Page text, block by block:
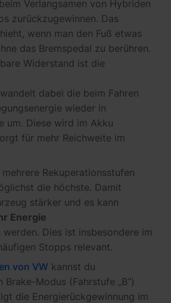
Verlangsamen von Hybriden
zurückzugewinnen. Das
wenn man den Fuß etwas
das Bremspedal zu berühren.
Widerstand ist die
dabei die beim Fahren
wieder in
um. Diese wird im Akku
für mehr Reichweite im
Rekuperationsstufen
die höchste. Damit
stärker und es kann
Energie
werden. Dies ist insbesondere im
Stopps relevant.
von VW kannst du
Brake-Modus (Fahrstufe „B“)
die Energierückgewinnung im